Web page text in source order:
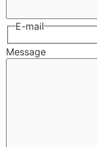
E-mail
Message